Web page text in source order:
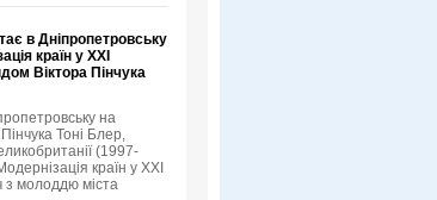
в Дніпропетровську
країн у XXI
Віктора Пінчука
на
Тоні Блер,
(1997-
країн у XXI
з молоддю міста